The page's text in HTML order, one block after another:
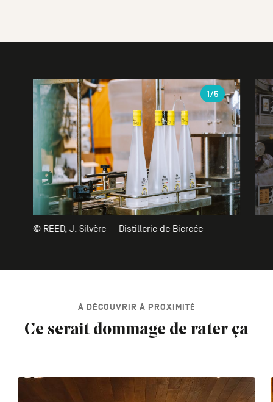
Galerie
© REED, J. Silvère — Distillerie de Biercée
1/5
À DÉCOUVRIR À PROXIMITÉ
Ce serait dommage de rater ça